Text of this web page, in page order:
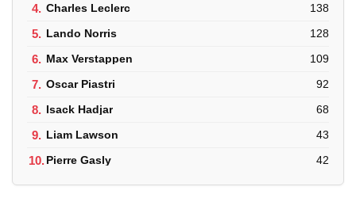
4. Charles Leclerc 138
5. Lando Norris 128
6. Max Verstappen 109
7. Oscar Piastri 92
8. Isack Hadjar 68
9. Liam Lawson 43
10.Pierre Gasly 42